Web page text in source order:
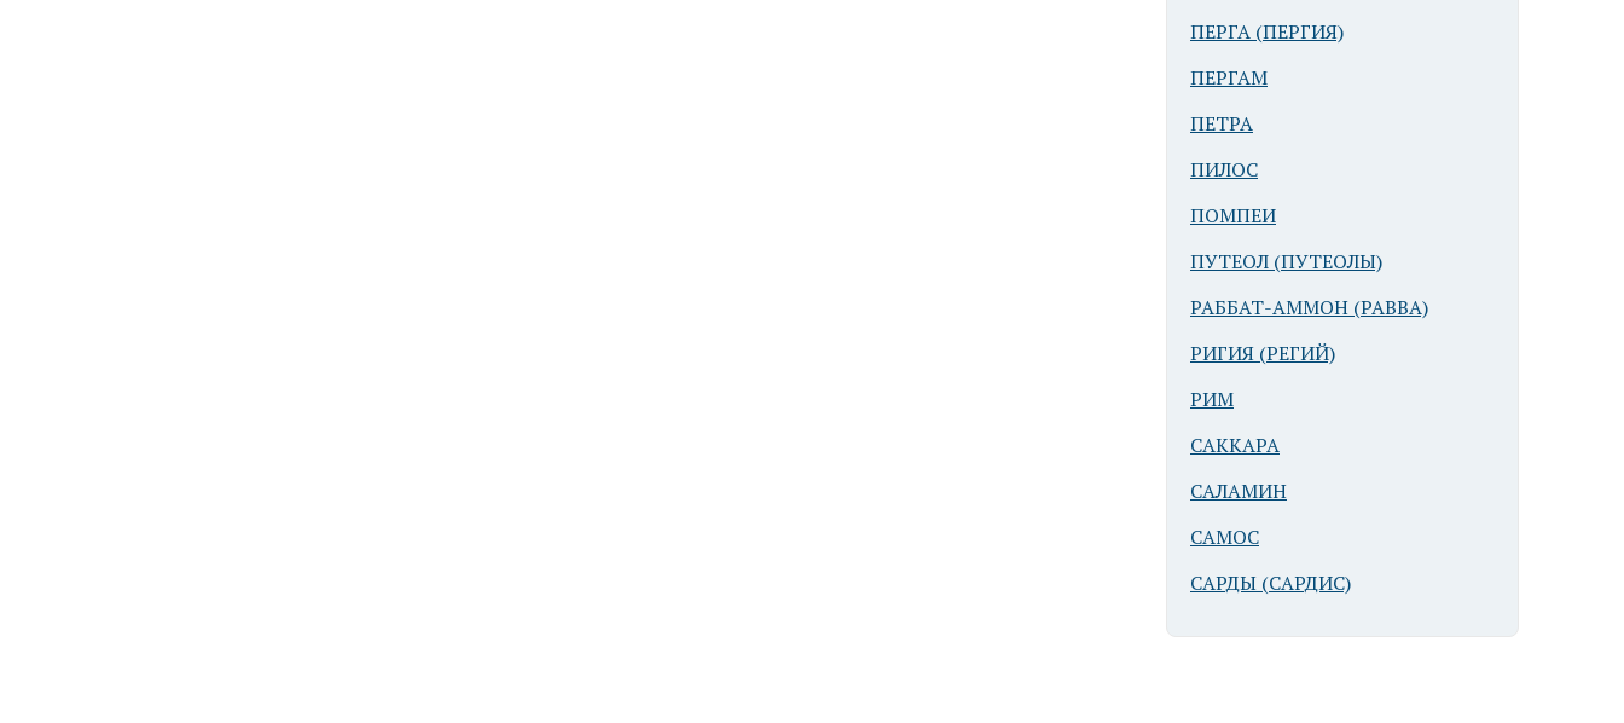
ПЕРГА (ПЕРГИЯ)
ПЕРГАМ
ПЕТРА
ПИЛОС
ПОМПЕИ
ПУТЕОЛ (ПУТЕОЛЫ)
РАББАТ-АММОН (РАВВА)
РИГИЯ (РЕГИЙ)
РИМ
САККАРА
САЛАМИН
САМОС
САРДЫ (САРДИС)